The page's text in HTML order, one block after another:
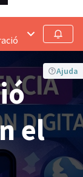
deMenú Seguir
Ajuda
el